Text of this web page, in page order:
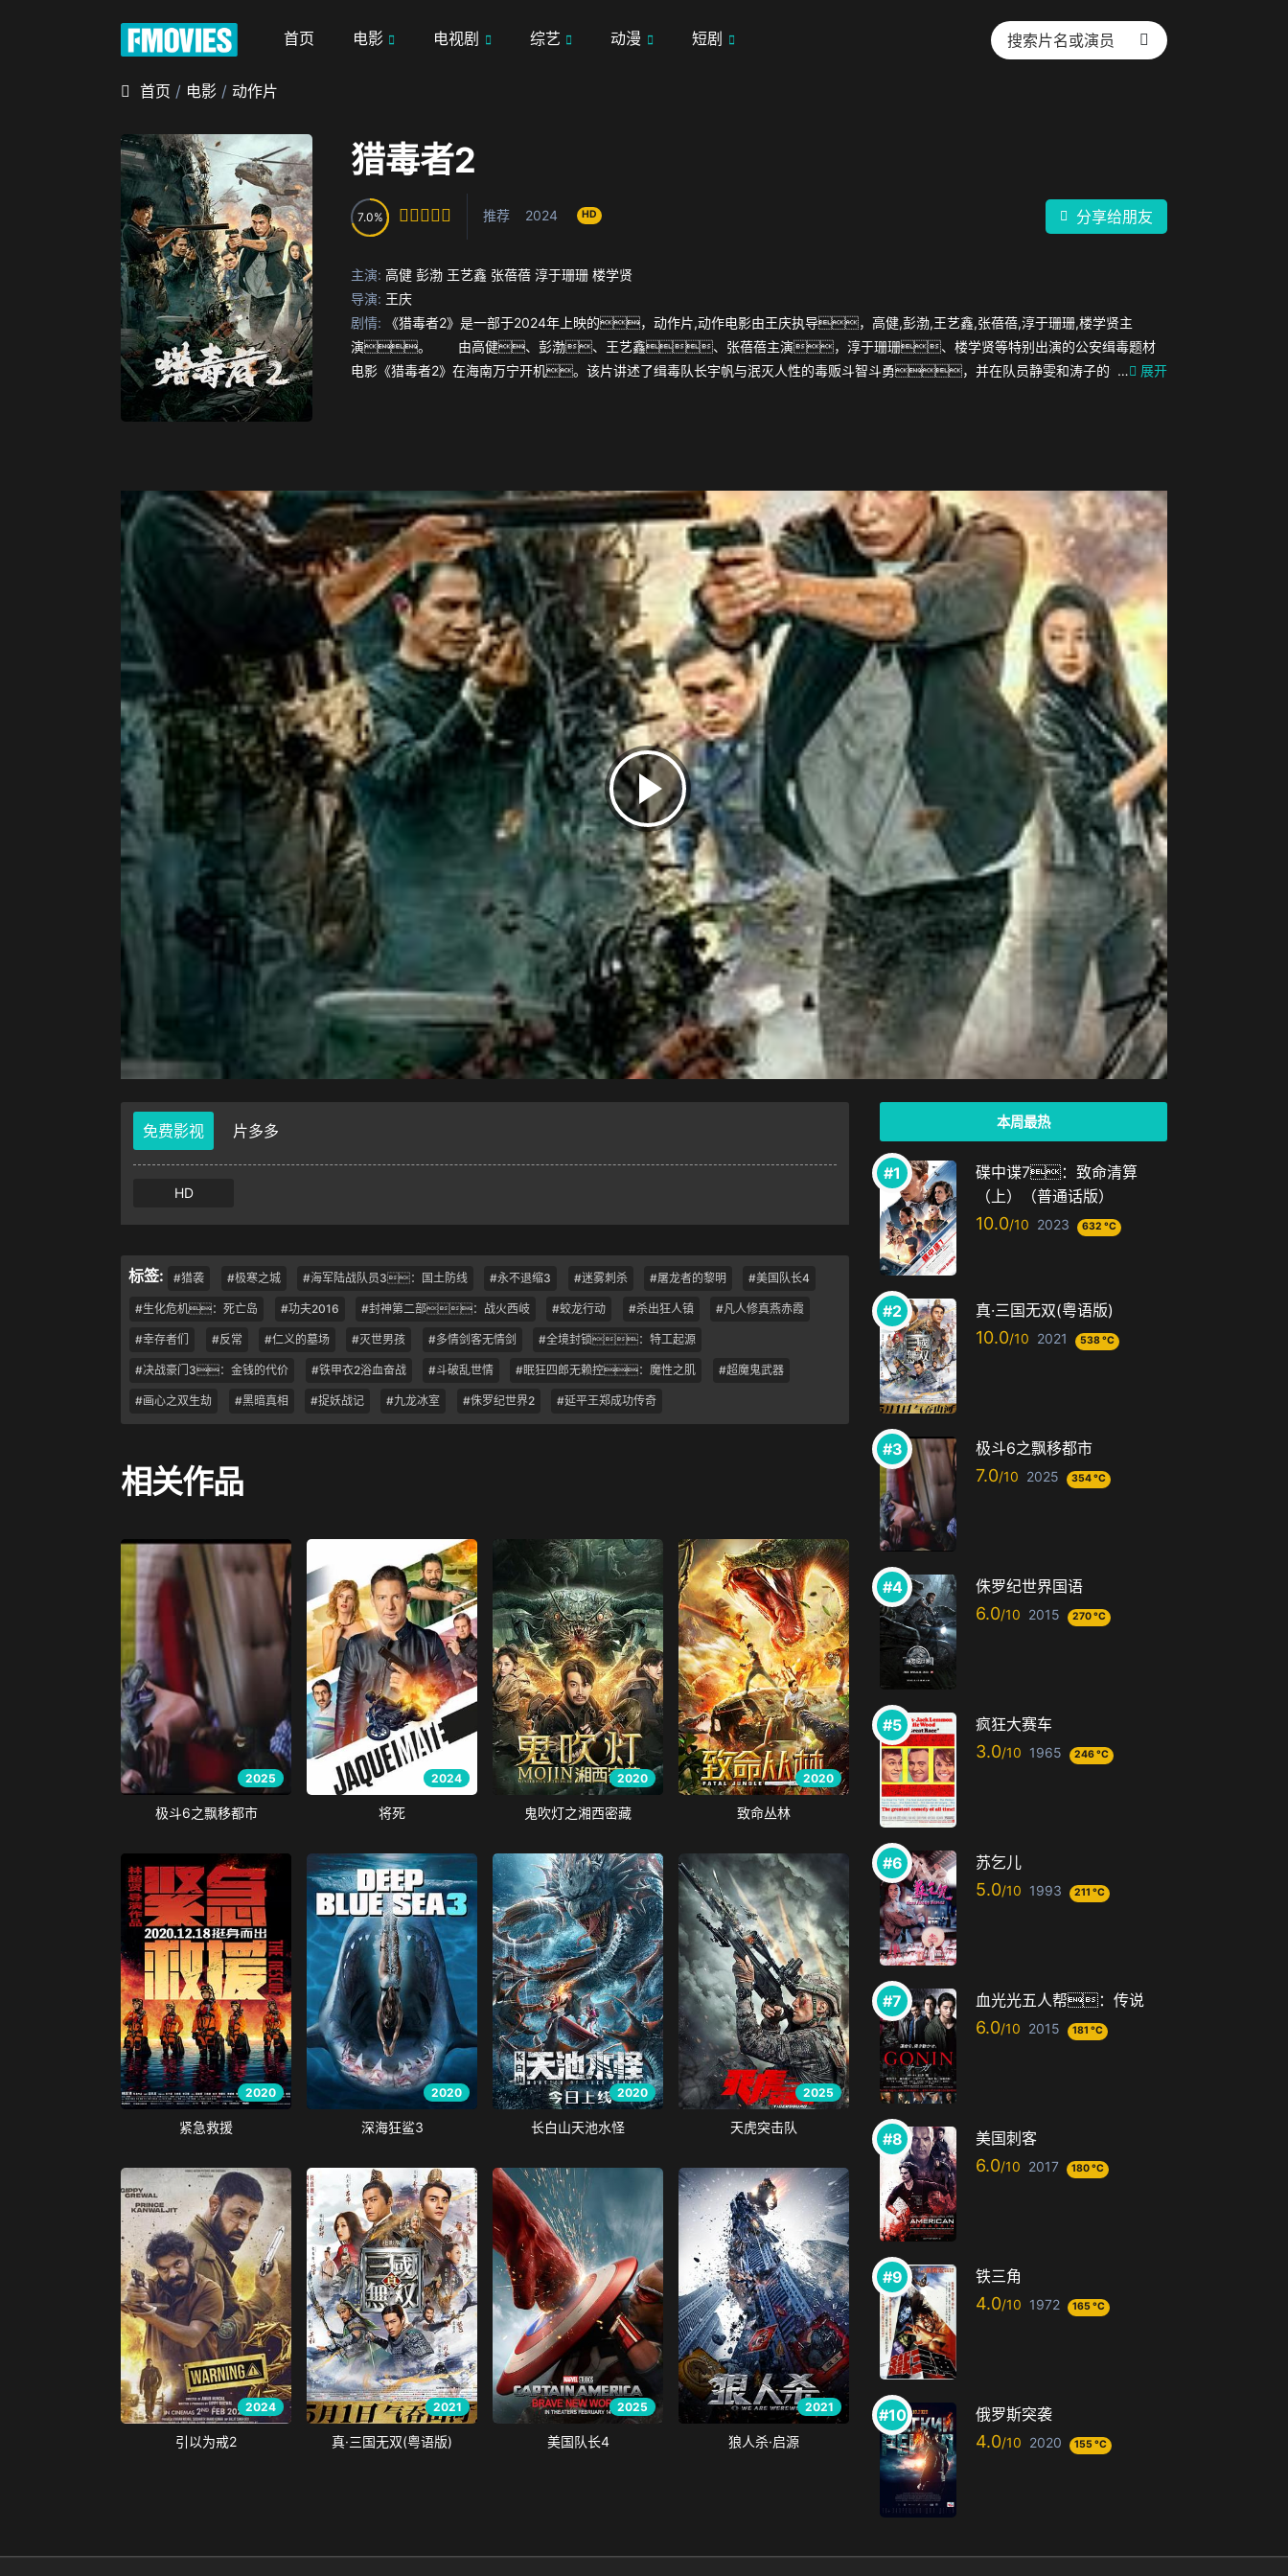
首页 电影 电视剧 综艺 动漫 短剧
首页 / 电影 / 动作片
猎毒者2
7.0 推荐 2024 HD 分享给朋友
主演: 高健 彭渤 王艺鑫 张蓓蓓 淳于珊珊 楼学贤
导演: 王庆
剧情: 《猎毒者2》是一部于2024年上映的，动作片,动作电影由王庆执导，高健,彭渤,王艺鑫,张蓓蓓,淳于珊珊,楼学贤主
演。 由高健、彭渤、王艺鑫、张蓓蓓主演，淳于珊珊、楼学贤等特别出演的公安缉毒题材
电影《猎毒者2》在海南万宁开机。该片讲述了缉毒队长宇帆与泯灭人性的毒贩斗智斗勇，并在队员静雯和涛子的帮助
… 展开
免费影视 片多多
HD
标签: #猎袭 #极寒之城 #海军陆战队员3：国土防线 #永不退缩3 #迷雾刺杀 #屠龙者的黎明 #美国队长4
#生化危机：死亡岛 #功夫2016 #封神第二部：战火西岐 #蛟龙行动 #杀出狂人镇 #凡人修真燕赤霞
#幸存者们 #反常 #仁义的墓场 #灭世男孩 #多情剑客无情剑 #全境封锁：特工起源
#决战豪门3：金钱的代价 #铁甲衣2浴血奋战 #斗破乱世情 #眠狂四郎无赖控：魔性之肌 #超魔鬼武器
#画心之双生劫 #黑暗真相 #捉妖战记 #九龙冰室 #侏罗纪世界2 #延平王郑成功传奇
相关作品
2025
极斗6之飘移都市
2024
将死
2020
鬼吹灯之湘西密藏
2020
致命丛林
2020
紧急救援
2020
深海狂鲨3
2020
长白山天池水怪
2025
天虎突击队
2024
引以为戒2
2021
真·三国无双(粤语版)
2025
美国队长4
2021
狼人杀·启源
本周最热
碟中谍7：致命清算
（上）（普通话版）
10.0 2023 632 °C
真·三国无双(粤语版)
10.0 2021 538 °C
极斗6之飘移都市
7.0 2025 354 °C
侏罗纪世界国语
6.0 2015 270 °C
疯狂大赛车
3.0 1965 246 °C
苏乞儿
5.0 1993 211 °C
血光光五人帮：传说
6.0 2015 181 °C
美国刺客
6.0 2017 180 °C
铁三角
4.0 1972 165 °C
俄罗斯突袭
4.0 2020 155 °C